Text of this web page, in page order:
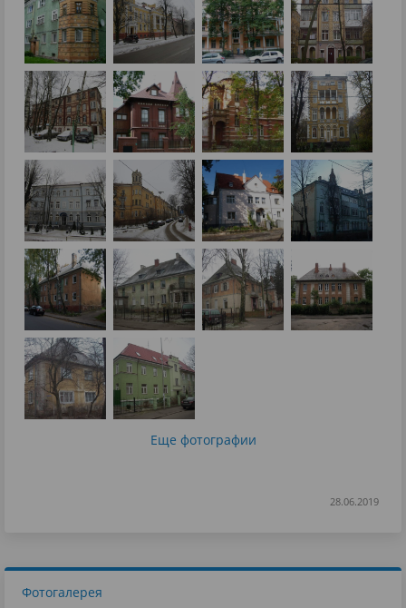
Еще фотографии
28.06.2019
Фотогалерея